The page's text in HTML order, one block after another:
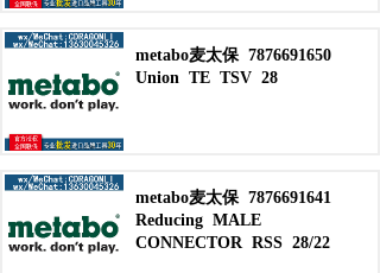
metabo麦太保 7876691650
Union TE TSV 28
metabo麦太保 7876691641
Reducing MALE
CONNECTOR RSS 28/22